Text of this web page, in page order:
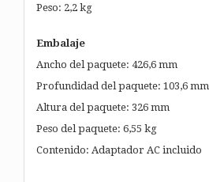
Peso: 2,2 kg
Embalaje
Ancho del paquete: 426,6 mm
Profundidad del paquete: 103,6 mm
Altura del paquete: 326 mm
Peso del paquete: 6,55 kg
Contenido: Adaptador AC incluido